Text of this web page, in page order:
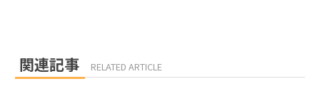
関連記事 RELATED ARTICLE